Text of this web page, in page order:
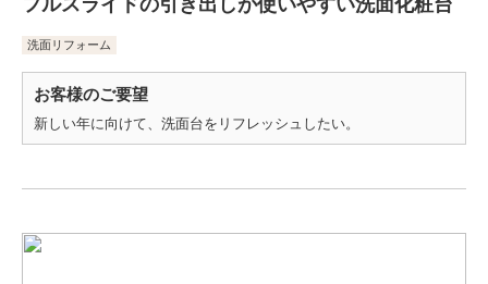
洗面リフォーム
お客様のご要望
新しい年に向けて、洗面台をリフレッシュしたい。